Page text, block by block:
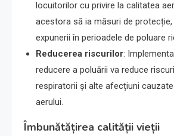
locuitorilor cu privire la calitatea
acestora să ia măsuri de
expunerii în perioadele de poluare
Reducerea riscurilor:
reducere a poluării va reduce
respiratorii și alte afecțiuni
aerului.
Îmbunătățirea calității vieții